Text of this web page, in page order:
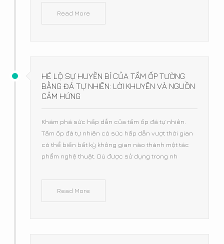
Read More
HÉ LỘ SỰ HUYỀN BÍ CỦA TẤM ỐP TƯỜNG
BẰNG ĐÁ TỰ NHIÊN: LỜI KHUYÊN VÀ NGUỒN
CẢM HỨNG
Khám phá sức hấp dẫn của tấm ốp đá tự nhiên.
Tấm ốp đá tự nhiên có sức hấp dẫn vượt thời gian
có thể biến bất kỳ không gian nào thành một tác
phẩm nghệ thuật. Dù được sử dụng trong nh
Read More